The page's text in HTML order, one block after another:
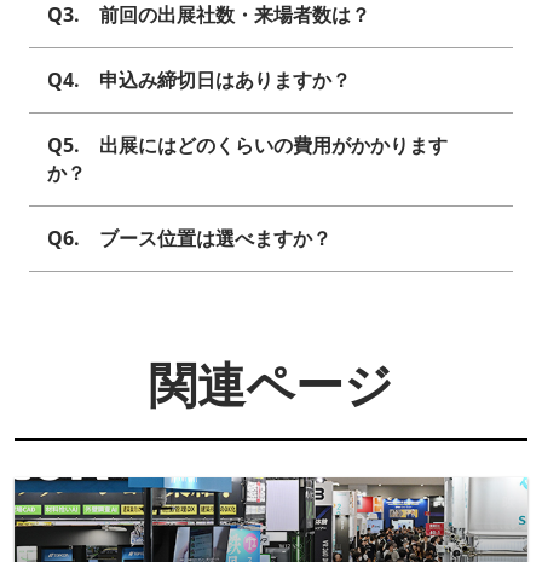
Q3. 前回の出展社数・来場者数は？
Q4. 申込み締切日はありますか？
Q5. 出展にはどのくらいの費用がかかります
か？
Q6. ブース位置は選べますか？
関連ページ